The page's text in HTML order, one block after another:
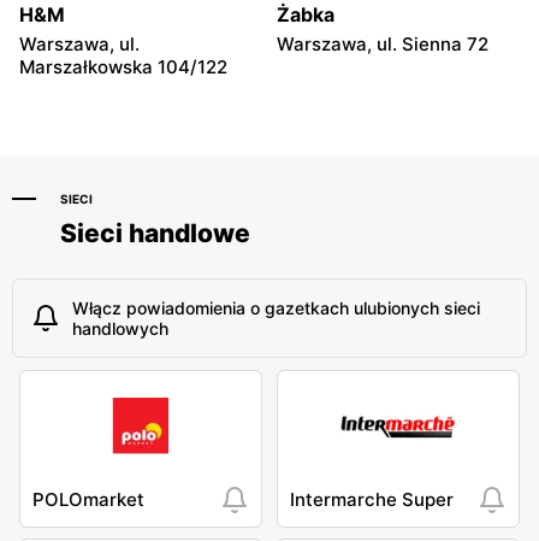
H&M
Warszawa, ul.
Marszałkowska 104/122
Żabka
Warszawa, ul. Sienna 72
SIECI
Sieci handlowe
Włącz powiadomienia o gazetkach ulubionych sieci
handlowych
POLOmarket Intermarche Super